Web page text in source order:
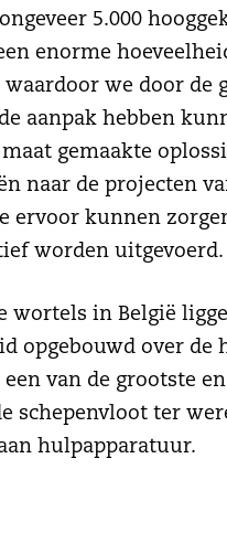
5.000
enorme
we door de
aanpak hebben
gemaakte
naar de projecten
ervoor kunnen
worden uitgevoerd.
wortels in België
opgebouwd over de
een van de grootste
schepenvloot ter
hulpapparatuur.